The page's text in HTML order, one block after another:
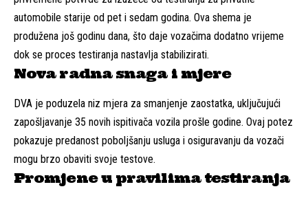
automobile starije od pet i sedam godina. Ova shema je
produžena još godinu dana, što daje vozačima dodatno vrijeme
dok se proces testiranja nastavlja stabilizirati.
Nova radna snaga i mjere
DVA je poduzela niz mjera za smanjenje zaostatka, uključujući
zapošljavanje 35 novih ispitivača vozila prošle godine. Ovaj potez
pokazuje predanost poboljšanju usluga i osiguravanju da vozači
mogu brzo obaviti svoje testove.
Promjene u pravilima testiranja